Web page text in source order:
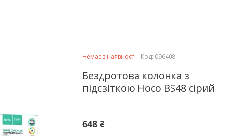
Немає в наявності Код: 096408
Бездротова колонка з
підсвіткою Hoco BS48 сірий
648 ₴